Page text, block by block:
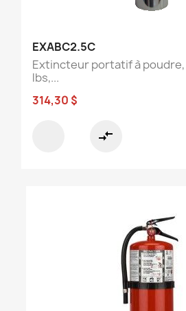
EXABC2.5C
Extincteur portatif à poudre,
lbs,...
314,30 $
compare_arrows